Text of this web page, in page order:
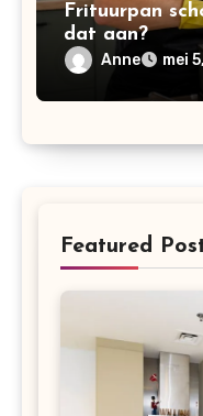
Frituurpan
dat aan?
Anne mei
Featured